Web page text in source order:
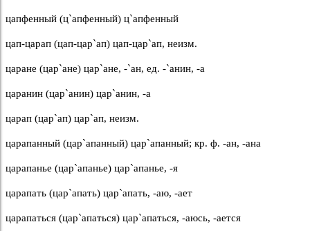
цапфенный (ц`апфенный) ц`апфенный
цап-царап (цап-цар`ап) цап-цар`ап, неизм.
царане (цар`ане) цар`ане, -`ан, ед. -`анин, -а
царанин (цар`анин) цар`анин, -а
царап (цар`ап) цар`ап, неизм.
царапанный (цар`апанный) цар`апанный; кр. ф. -ан, -ана
царапанье (цар`апанье) цар`апанье, -я
царапать (цар`апать) цар`апать, -аю, -ает
царапаться (цар`апаться) цар`апаться, -аюсь, -ается